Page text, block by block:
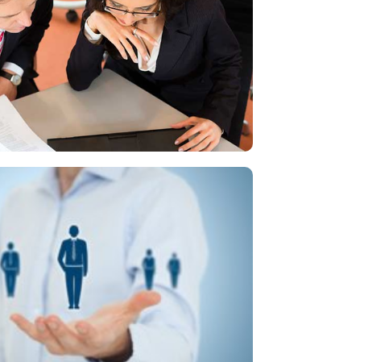
de Política de Prevención de
Psicosociales en el Trabajo
o corregir riesgos psicosociales en
el entorno laboral.